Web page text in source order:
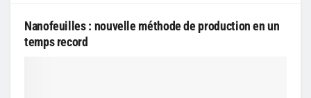
Nanofeuilles : nouvelle méthode de production en un
temps record